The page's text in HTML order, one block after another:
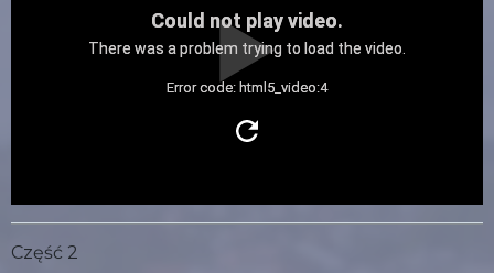
Could not play video.
There was a problem trying to load the video.
Error code: html5_video:4
Część 2